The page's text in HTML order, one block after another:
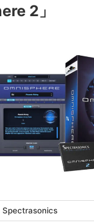
2」
Spectrasonics